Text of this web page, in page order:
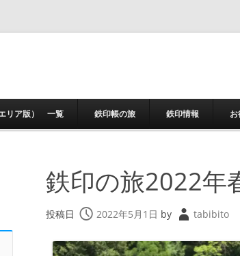
リア版） 一覧 鉄印帳の旅 鉄印情報
鉄印の旅2022
投稿日 2022年5月1日 by tabibito